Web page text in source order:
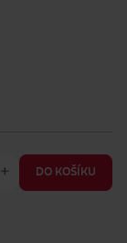
+ DO KOŠÍKU